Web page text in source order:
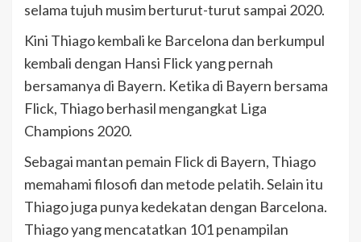
selama tujuh musim berturut-turut sampai 2020.
Kini Thiago kembali ke Barcelona dan berkumpul
kembali dengan Hansi Flick yang pernah
bersamanya di Bayern. Ketika di Bayern bersama
Flick, Thiago berhasil mengangkat Liga
Champions 2020.
Sebagai mantan pemain Flick di Bayern, Thiago
memahami filosofi dan metode pelatih. Selain itu
Thiago juga punya kedekatan dengan Barcelona.
Thiago yang mencatatkan 101 penampilan